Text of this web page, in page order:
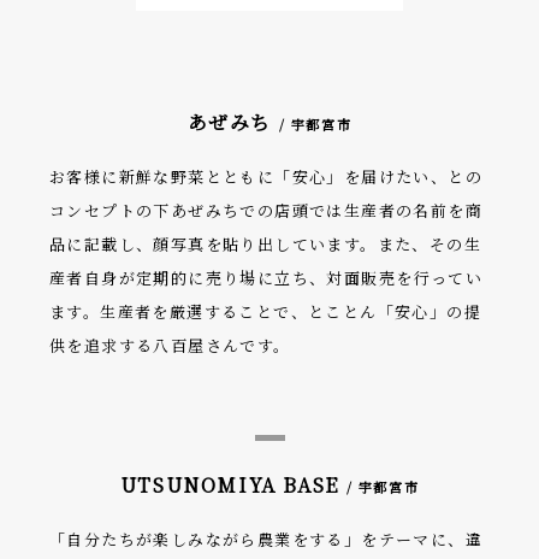
あぜみち / 宇都宮市
お客様に新鮮な野菜とともに「安心」を届けたい、との
コンセプトの下あぜみちでの店頭では生産者の名前を商
品に記載し、顔写真を貼り出しています。また、その生
産者自身が定期的に売り場に立ち、対面販売を行ってい
ます。生産者を厳選することで、とことん「安心」の提
供を追求する八百屋さんです。
UTSUNOMIYA BASE / 宇都宮市
「自分たちが楽しみながら農業をする」をテーマに、違